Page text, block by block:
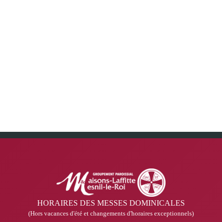
HORAIRES DES MESSES DOMINICALES
(Hors vacances d'été et changements d'horaires exceptionnels)